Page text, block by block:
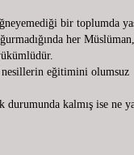
bir toplumda
her
nesillerin eğitimini olumsuz
kalmış ise ne